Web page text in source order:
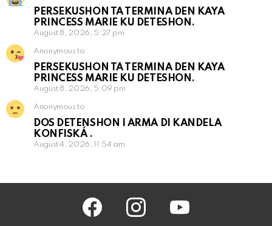
PERSEKUSHON TA TERMINA DEN KAYA
PRINCESS MARIE KU DETESHON.
August 8, 2026, 5:27 pm
Anonymous to
PERSEKUSHON TA TERMINA DEN KAYA
PRINCESS MARIE KU DETESHON.
August 8, 2026, 5:09 pm
Anonymous to
DOS DETENSHON I ARMA DI KANDELA
KONFISKÁ .
August 4, 2026, 11:54 am
facebook instagram